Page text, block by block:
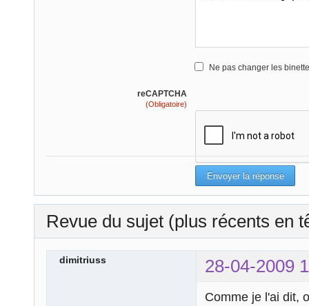
Ne pas changer les
reCAPTCHA
(Obligatoire)
Revue du sujet (plus récents en
dimitriuss 28-04-2009
Comme je l'ai dit,